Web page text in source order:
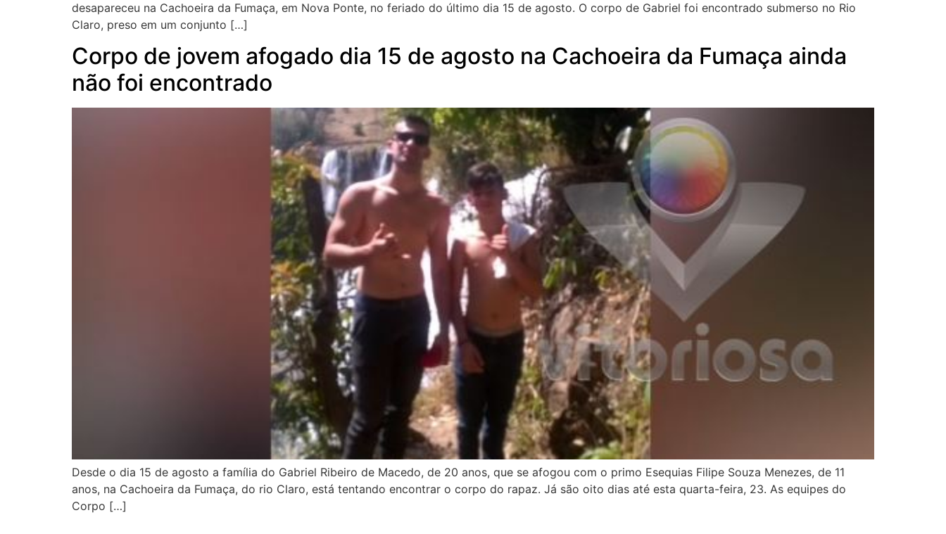
desapareceu na Cachoeira da Fumaça, em Nova Ponte, no feriado do último dia 15 de agosto. O corpo de Gabriel foi encontrado submerso no Rio
Claro, preso em um conjunto […]
Corpo de jovem afogado dia 15 de agosto na Cachoeira da Fumaça ainda
não foi encontrado
Desde o dia 15 de agosto a família do Gabriel Ribeiro de Macedo, de 20 anos, que se afogou com o primo Esequias Filipe Souza Menezes, de 11
anos, na Cachoeira da Fumaça, do rio Claro, está tentando encontrar o corpo do rapaz. Já são oito dias até esta quarta-feira, 23. As equipes do
Corpo […]